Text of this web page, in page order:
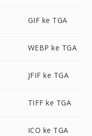
GIF ke TGA
WEBP ke TGA
JFIF ke TGA
TIFF ke TGA
ICO ke TGA